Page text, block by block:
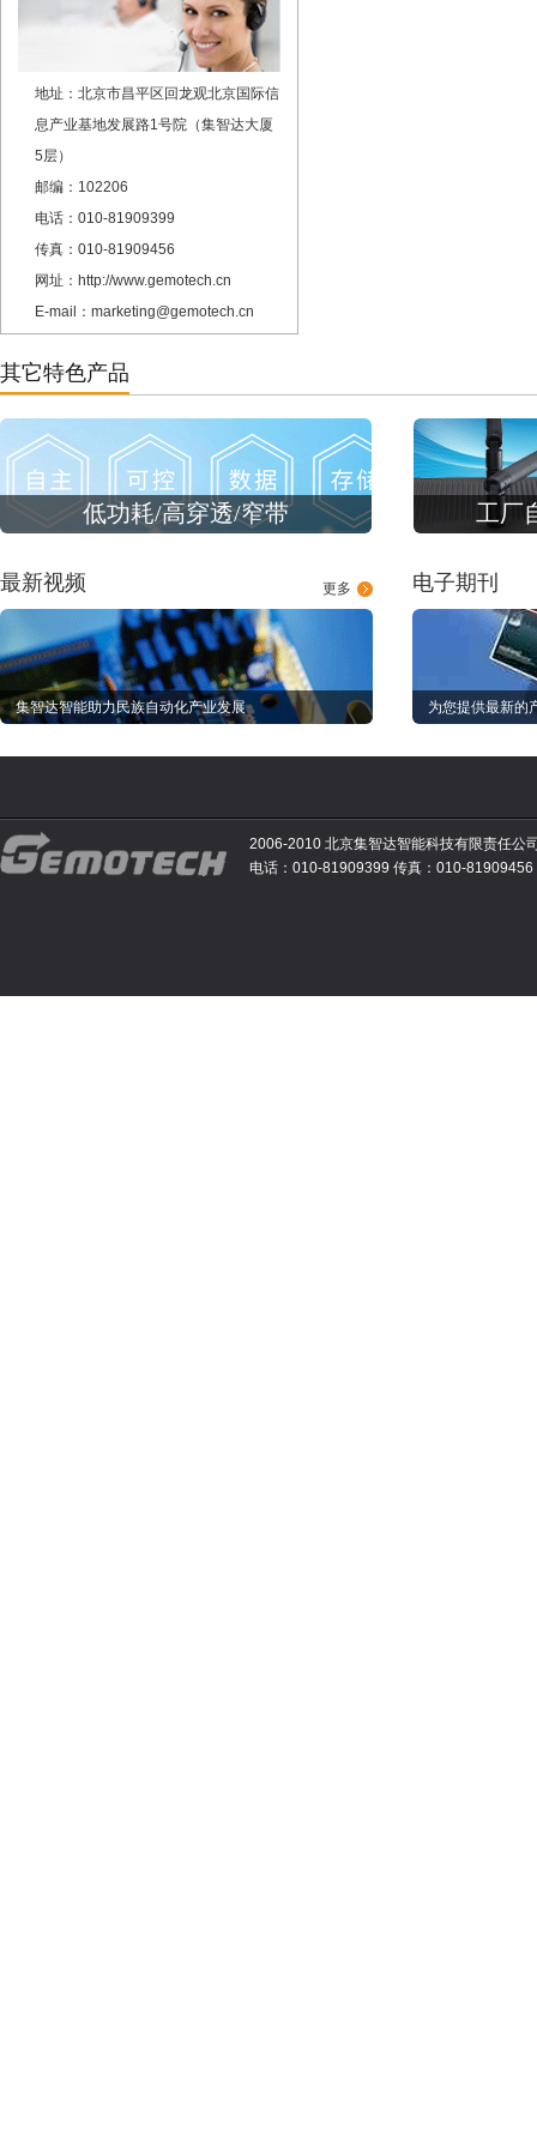
地址：北京市昌平区回龙观北京国际信
息产业基地发展路1号院（集智达大厦
5层）
邮编：102206
电话：010-81909399
传真：010-81909456
网址：http://www.gemotech.cn
E-mail：marketing@gemotech.cn
其它特色产品
低功耗/高穿透/窄带 工厂
更多
最新视频
集智达智能助力民族自动化产业发展
电子期刊
为您提供最新的
2006-2010 北京集智达智能科技有限责任公
电话：010-81909399 传真：010-